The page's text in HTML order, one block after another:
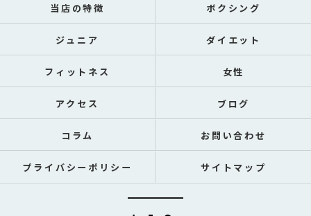
当店の特徴 ボクシング
ジュニア ダイエット
フィットネス 女性
アクセス ブログ
コラム お問い合わせ
プライバシーポリシー サイトマップ